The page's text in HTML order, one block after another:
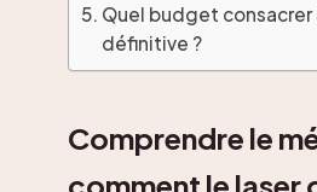
Quel budget consacrer
définitive ?
Comprendre le
comment le